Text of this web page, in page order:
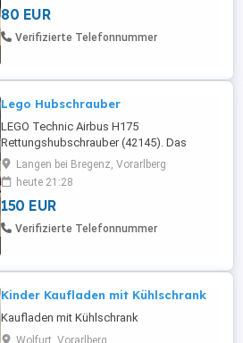
80 EUR
Verifizierte Telefonnummer
Lego Hubschrauber
LEGO Technic Airbus H175
Rettungshubschrauber (42145). Das
Modell verfügt über motorisierte
Funktionen, darunter drehbare Rotoren
und ein ausfahrbares Fahrwerk. Leider
ohne Anleitung, kann jedoch nachbestellt
werden bei Lego
Langen bei Bregenz, Vorarlberg
heute 21:28
150 EUR
Verifizierte Telefonnummer
Kinder Kaufladen mit Kühlschrank
Kaufladen mit Kühlschrank
Wolfurt, Vorarlberg